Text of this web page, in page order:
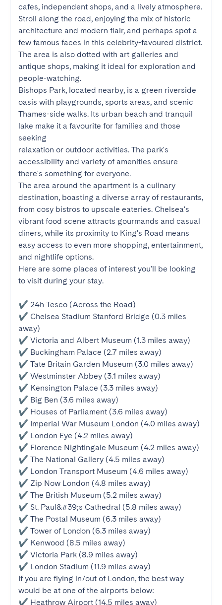
cafes, independent shops, and a lively atmosphere.
Stroll along the road, enjoying the mix of historic
architecture and modern flair, and perhaps spot a
few famous faces in this celebrity-favoured district.
The area is also dotted with art galleries and
antique shops, making it ideal for exploration and
people-watching.
Bishops Park, located nearby, is a green riverside
oasis with playgrounds, sports areas, and scenic
Thames-side walks. Its urban beach and tranquil
lake make it a favourite for families and those
seeking
relaxation or outdoor activities. The park's
accessibility and variety of amenities ensure
there's something for everyone.
The area around the apartment is a culinary
destination, boasting a diverse array of restaurants,
from cosy bistros to upscale eateries. Chelsea's
vibrant food scene attracts gourmands and casual
diners, while its proximity to King's Road means
easy access to even more shopping, entertainment,
and nightlife options.
Here are some places of interest you'll be looking
to visit during your stay.
✔ 24h Tesco (Across the Road)
✔ Chelsea Stadium Stanford Bridge (0.3 miles
away)
✔ Victoria and Albert Museum (1.3 miles away)
✔ Buckingham Palace (2.7 miles away)
✔ Tate Britain Garden Museum (3.0 miles away)
✔ Westminster Abbey (3.1 miles away)
✔ Kensington Palace (3.3 miles away)
✔ Big Ben (3.6 miles away)
✔ Houses of Parliament (3.6 miles away)
✔ Imperial War Museum London (4.0 miles away)
✔ London Eye (4.2 miles away)
✔ Florence Nightingale Museum (4.2 miles away)
✔ The National Gallery (4.5 miles away)
✔ London Transport Museum (4.6 miles away)
✔ Zip Now London (4.8 miles away)
✔ The British Museum (5.2 miles away)
✔ St. Paul&#39;s Cathedral (5.8 miles away)
✔ The Postal Museum (6.3 miles away)
✔ Tower of London (6.3 miles away)
✔ Kenwood (8.5 miles away)
✔ Victoria Park (8.9 miles away)
✔ London Stadium (11.9 miles away)
If you are flying in/out of London, the best way
would be at one of the airports below:
✔ Heathrow Airport (14.5 miles away)